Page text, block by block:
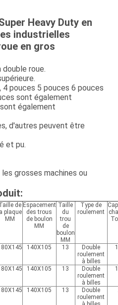
Heavy Duty en
industrielles
en gros
roue.
4 pouces 5 pouces 6 pouces
sont également
également
d'autres peuvent être
et pu.
grosses machines ou
de
la plaque
MM
Espacement
des trous
de boulon
MM
Taille
du
trou
de
boulon
MM
Type de
roulement
140X105 13
Double
roulement
à billes
140X105 13
Double
roulement
à billes
140X105 13
Double
roulement